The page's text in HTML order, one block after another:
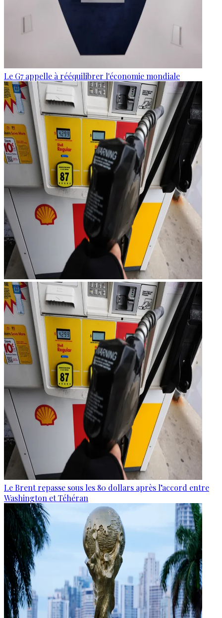
Le G7 appelle à rééquilibrer l'économie mondiale
Le Brent repasse sous les 80 dollars après l’accord entre
Washington et Téhéran